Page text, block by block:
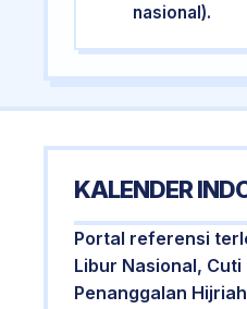
nasional).
KALENDER
Portal referensi
Libur Nasional, Cuti
Penanggalan